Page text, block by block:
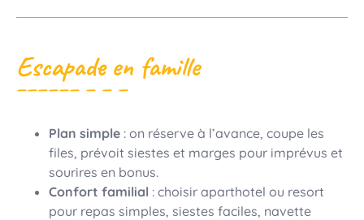
Escapade en famille
Plan simple : on réserve à l’avance, coupe les
files, prévoit siestes et marges pour imprévus et
sourires en bonus.
Confort familial : choisir aparthotel ou resort
pour repas simples, siestes faciles, navette